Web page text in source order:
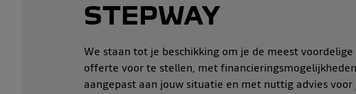
STEPWAY
We staan tot je beschikking om je de meest voordelige
offerte voor te stellen, met financieringsmogelijkheden
aangepast aan jouw situatie en met nuttig advies voor